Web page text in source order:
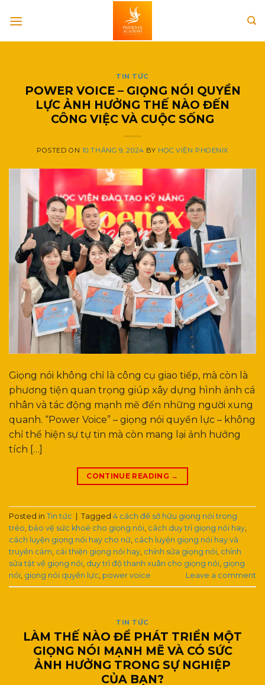
TIN TỨC
POWER VOICE – GIỌNG NÓI QUYỀN
LỰC ẢNH HƯỞNG THẾ NÀO ĐẾN
CÔNG VIỆC VÀ CUỘC SỐNG
POSTED ON 10 THÁNG 9, 2024 BY HỌC VIỆN PHOENIX
Giọng nói không chỉ là công cụ giao tiếp, mà còn là
phương tiện quan trọng giúp xây dựng hình ảnh cá
nhân và tác động mạnh mẽ đến những người xung
quanh. “Power Voice” – giọng nói quyền lực – không
chỉ thể hiện sự tự tin mà còn mang lại ảnh hưởng
tích […]
CONTINUE READING →
Posted in Tin tức Tagged 4 cách để sở hữu giọng nói trong
trẻo, bảo vệ sức khoẻ cho giọng nói, cách duy trì giọng nói hay,
cách luyện giọng nói hay cho nữ, cách luyện giọng nói hay và
truyền cảm, cải thiện giọng nói hay, chỉnh sửa giọng nói, chỉnh
sửa tật về giọng nói, duy trì độ thanh xuân cho giọng nói, giọng
nói, giọng nói quyền lực, power voice Leave a comment
TIN TỨC
LÀM THẾ NÀO ĐỂ PHÁT TRIỂN MỘT
GIỌNG NÓI MẠNH MẼ VÀ CÓ SỨC
ẢNH HƯỞNG TRONG SỰ NGHIỆP
CỦA BẠN?